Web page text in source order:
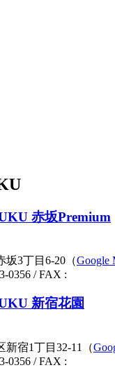
赤坂Premium
坂3丁目6-20（Google
0356 / FAX :
新宿花園
新宿1丁目32-11（
0356 / FAX :